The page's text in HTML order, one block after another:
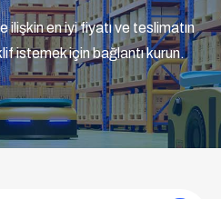
en iyi fiyatı ve teslimatın
istemek için bağlantı kurun.